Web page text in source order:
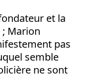
et la
; Marion
pas
semble
ne sont